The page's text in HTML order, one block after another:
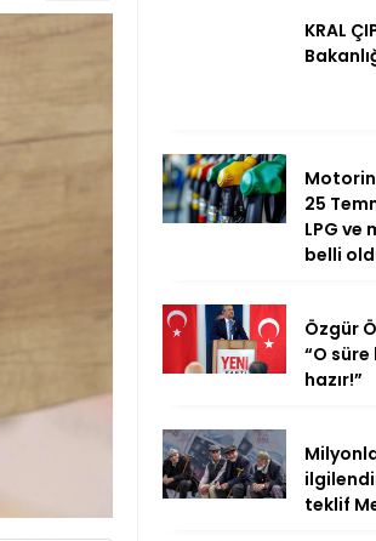
KRAL
25
LPG ve
belli
Özgür
“O
hazır!”
teklif